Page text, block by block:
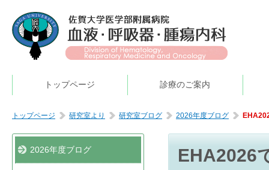
トップページ 診療のご案内
トップページ 研究室より 研究室ブログ 2026年度ブログ
EHA2026
2026年度ブログ